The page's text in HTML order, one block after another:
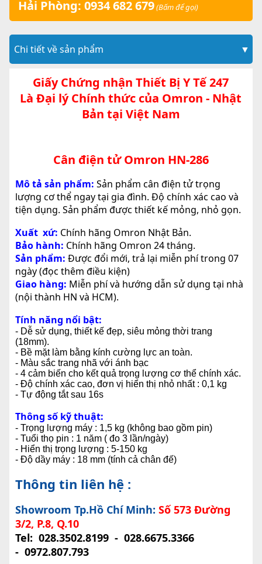
Hải Phòng: 0934 682 679(Bấm để gọi)
Chi tiết về sản phẩm ▼
Giấy Chứng nhận Thiết Bị Y Tế 247
Là Đại lý Chính thức của Omron - Nhật
Bản tại Việt Nam
Cân điện tử Omron HN-286
Mô tả sản phẩm: Sản phẩm cân điện tử trọng
lượng cơ thể ngay tại gia đình. Độ chính xác cao và
tiện dụng. Sản phẩm được thiết kế mỏng, nhỏ gọn.
Xuất xứ: Chính hãng Omron Nhật Bản.
Bảo hành: Chính hãng Omron 24 tháng.
Sản phẩm: Được đổi mới, trả lại miễn phí trong 07
ngày (đọc thêm điều kiện)
Giao hàng: Miễn phí và hướng dẫn sử dụng tại nhà
(nội thành HN và HCM).
Tính năng nổi bật:
- Dễ sử dụng, thiết kế đẹp, siêu mỏng thời trang
(18mm).
- Bề mặt làm bằng kính cường lực an toàn.
- Màu sắc trang nhã với ánh bạc
- 4 cảm biến cho kết quả trọng lượng cơ thể chính xác.
- Độ chính xác cao, đơn vị hiển thị nhỏ nhất : 0,1 kg
- Tự động tắt sau 16s
Thông số kỹ thuật:
- Trọng lượng máy : 1,5 kg (không bao gồm pin)
- Tuổi thọ pin : 1 năm ( đo 3 lần/ngày)
- Hiển thị trọng lượng : 5-150 kg
- Độ dầy máy : 18 mm (tính cả chân đế)
Thông tin liên hệ :
Showroom Tp.Hồ Chí Minh: Số 573 Đường
3/2, P.8, Q.10
Tel: 028.3502.8199- 028.6675.3366
- 0972.807.793